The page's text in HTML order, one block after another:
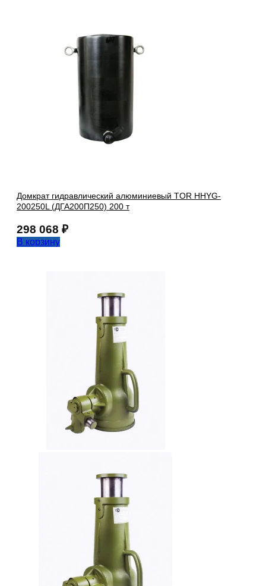
Домкрат гидравлический алюминиевый TOR HHYG-
200250L (ДГА200П250) 200 т
298 068 ₽
В корзину